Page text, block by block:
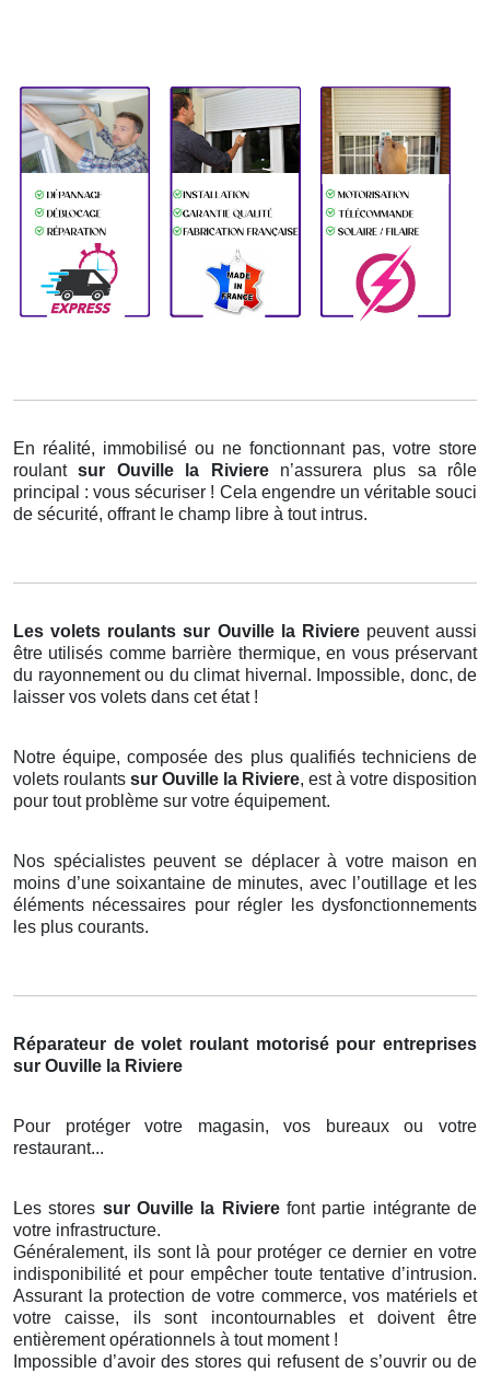
En réalité, immobilisé ou ne fonctionnant pas, votre store
roulantsur Ouville la Riviere n’assurera plus sa rôle
principal : vous sécuriser ! Cela engendre un véritable souci
de sécurité, offrant le champ libre à tout intrus.
Les volets roulants sur Ouville la Riviere peuvent aussi
être utilisés comme barrière thermique, en vous préservant
du rayonnement ou du climat hivernal. Impossible, donc, de
laisser vos volets dans cet état !
Notre équipe, composée des plus qualifiés techniciens de
volets roulants sur Ouville la Riviere, est à votre disposition
pour tout problème sur votre équipement.
Nos spécialistes peuvent se déplacer à votre maison en
moins d’une soixantaine de minutes, avec l’outillage et les
éléments nécessaires pour régler les dysfonctionnements
les plus courants.
Réparateur de volet roulant motorisé pour entreprises
sur Ouville la Riviere
Pour protéger votre magasin, vos bureaux ou votre
restaurant...
Les stores sur Ouville la Rivierefont partie intégrante de
votre infrastructure.
Généralement, ils sont là pour protéger ce dernier en votre
indisponibilité et pour empêcher toute tentative d’intrusion.
Assurant la protection de votre commerce, vos matériels et
votre caisse, ils sont incontournables et doivent être
entièrement opérationnels à tout moment !
Impossible d’avoir des stores qui refusent de s’ouvrir ou de